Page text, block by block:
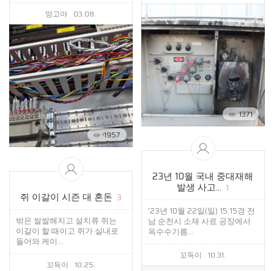
1371
망고야 03.08.
1957
23년 10월 국내 중대재해
발생 사고... 1
'23년 10월 22일(일) 15:15경 전
남 순천시 소재 사료 공장에서
옥수수기름...
꼬득이 10.31.
쥐 이갈이 시즌 대 혼돈 3
밖은 쌀쌀해지고 설치류 쥐는
이갈이 할 때이고 쥐가 실내로
들어와 케이...
꼬득이 10.25.